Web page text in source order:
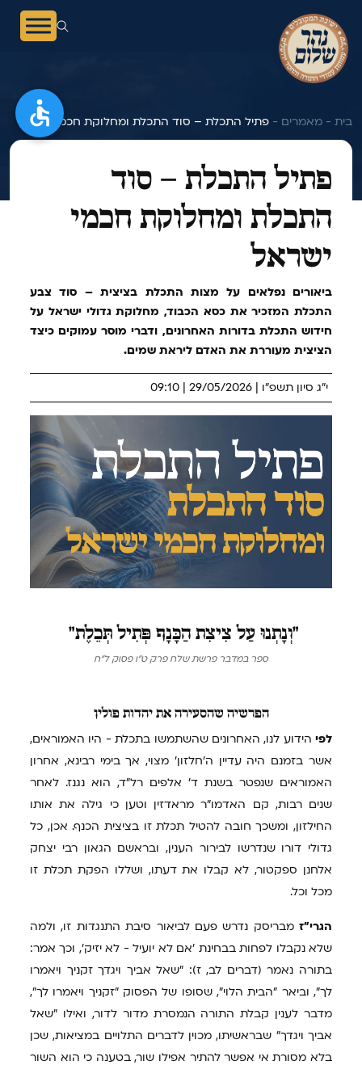
בית - מאמרים - פתיל התכלת – סוד התכלת ומחלוקת חכמי ישראל
פתיל התכלת – סוד
התכלת ומחלוקת חכמי
ישראל
ביאורים נפלאים על מצות התכלת בציצית – סוד צבע
התכלת המזכיר את כסא הכבוד, מחלוקת גדולי ישראל על
חידוש התכלת בדורות האחרונים, ודברי מוסר עמוקים כיצד
הציצית מעוררת את האדם ליראת שמים.
י"ג סיון תשפ"ו | 29/05/2026 | 09:10
"וְנָתְנוּ עַל צִיצִת הַכָּנָף פְּתִיל תְּכֵלֶת"
ספר במדבר פרשת שלח פרק ט"ו פסוק ל"ח
הפרשיה שהסעירה את יהדות פולין
לפי הידוע לנו, האחרונים שהשתמשו בתכלת - היו האמוראים,
אשר בזמנם היה עדיין ה'חלזון' מצוי, אך בימי רבינא, אחרון
האמוראים שנפטר בשנת ד' אלפים רל"ד, הוא נגנז. לאחר
שנים רבות, קם האדמו"ר מראדזין וטען כי גילה את אותו
החילזון, ומשכך חובה להטיל תכלת זו בציצית הכנף. אכן, כל
גדולי דורו שנדרשו לבירור הענין, ובראשם הגאון רבי יצחק
אלחנן ספקטור, לא קבלו את דעתו, ושללו הפקת תכלת זו
מכל וכל.
הגרי"ז מבריסק נדרש פעם לביאור סיבת התנגדות זו, ולמה
שלא נקבלו לפחות בבחינת 'אם לא יועיל - לא יזיק', וכך אמר:
בתורה נאמר (דברים לב, ז): "שאל אביך ויגדך זקניך ויאמרו
לך", וביאר "הבית הלוי", שסופו של הפסוק "זקניך ויאמרו לך",
מדבר לענין קבלת התורה הנמסרת מדור לדור, ואילו "שאל
אביך ויגדך" שבראשיתו, מכוין לדברים התלויים במציאות, שכן
בלא מסורת אי אפשר להתיר אפילו שור, בטענה כי הוא השור